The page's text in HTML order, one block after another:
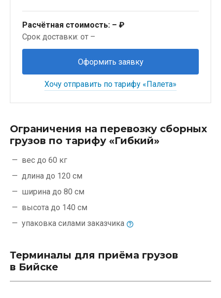
Расчётная стоимость: – ₽
Срок доставки: от –
Оформить заявку
Хочу отправить по тарифу «Палета»
Ограничения на перевозку сборных
грузов по тарифу «Гибкий»
вес до 60 кг
длина до 120 см
ширина до 80 см
высота до 140 см
упаковка силами заказчика
Терминалы для приёма грузов
в Бийске